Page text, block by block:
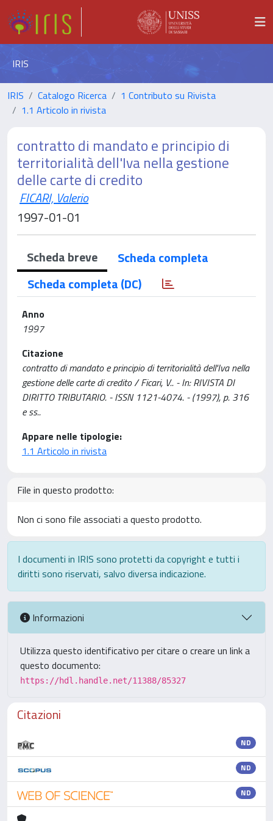
IRIS
IRIS Catalogo Ricerca
1 Contributo su Rivista
1.1 Articolo in rivista
contratto di mandato e principio di
territorialità dell'Iva nella gestione
delle carte di credito
FICARI, Valerio
1997-01-01
Scheda breve
Scheda completa
Scheda completa (DC)
Anno
1997
Citazione
contratto di mandato e principio di territorialità dell'Iva nella
gestione delle carte di credito / Ficari, V.. - In: RIVISTA DI
DIRITTO TRIBUTARIO. - ISSN 1121-4074. - (1997), p. 316
e ss..
Appare nelle tipologie:
1.1 Articolo in rivista
File in questo prodotto:
Non ci sono file associati a questo prodotto.
I documenti in IRIS sono protetti da copyright e tutti i
diritti sono riservati, salvo diversa indicazione.
Informazioni
Utilizza questo identificativo per citare o creare un link a
questo documento:
https://hdl.handle.net/11388/85327
Citazioni
ND
ND
ND